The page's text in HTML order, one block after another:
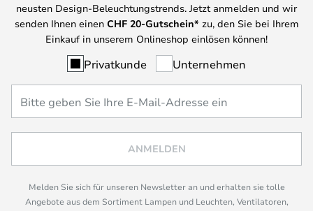
neusten Design-Beleuchtungstrends. Jetzt anmelden und wir
senden Ihnen einen CHF 20-Gutschein* zu, den Sie bei Ihrem
Einkauf in unserem Onlineshop einlösen können!
Privatkunde Unternehmen
ANMELDEN
Melden Sie sich für unseren Newsletter an und erhalten sie tolle
Angebote aus dem Sortiment Lampen und Leuchten, Ventilatoren,